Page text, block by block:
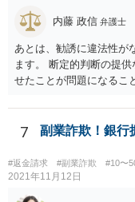
内藤 政信 弁護士
あとは、勧誘に違法性が
ます。 断定的判断の提
せたことが問題になるこ
いでしょう。
7 副業詐欺！銀行
#返金請求 #副業詐欺 #10〜
2021年11月12日